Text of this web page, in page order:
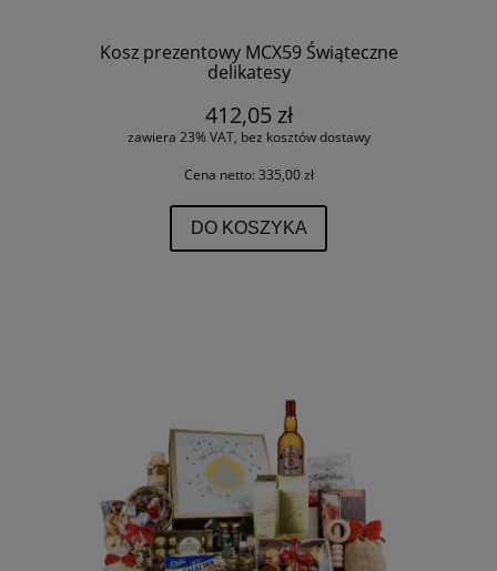
Kosz prezentowy MCX59 Świąteczne
delikatesy
412,05 zł
zawiera 23% VAT, bez kosztów dostawy
Cena netto: 335,00 zł
DO KOSZYKA